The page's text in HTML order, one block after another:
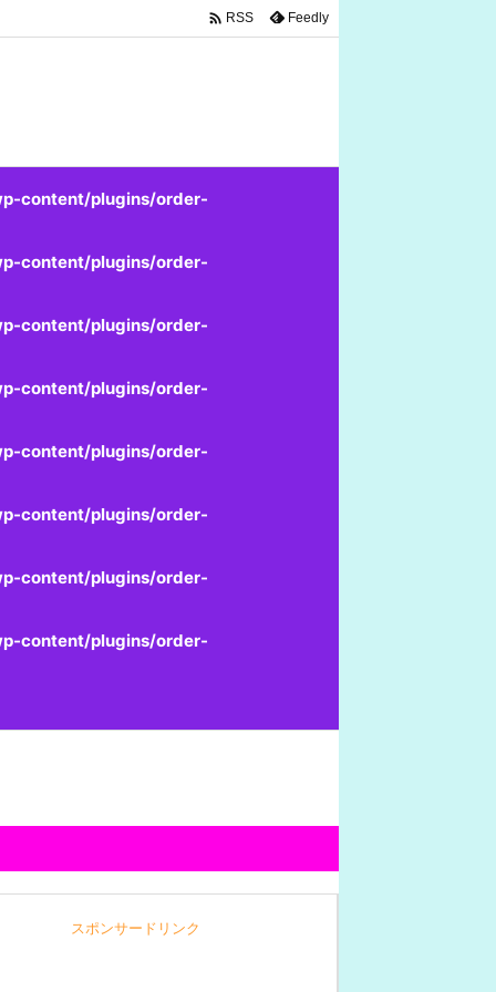
content/plugins/order-
content/plugins/order-
content/plugins/order-
content/plugins/order-
content/plugins/order-
content/plugins/order-
content/plugins/order-
content/plugins/order-
 RSS Feedly
スポンサードリンク